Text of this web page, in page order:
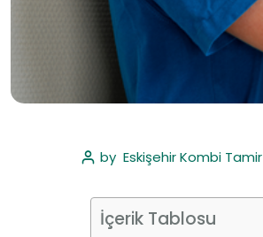
by Eskişehir Kombi Tamir
İçerik Tablosu